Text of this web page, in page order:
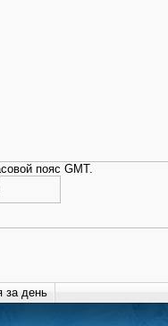
пояс GMT.
за день